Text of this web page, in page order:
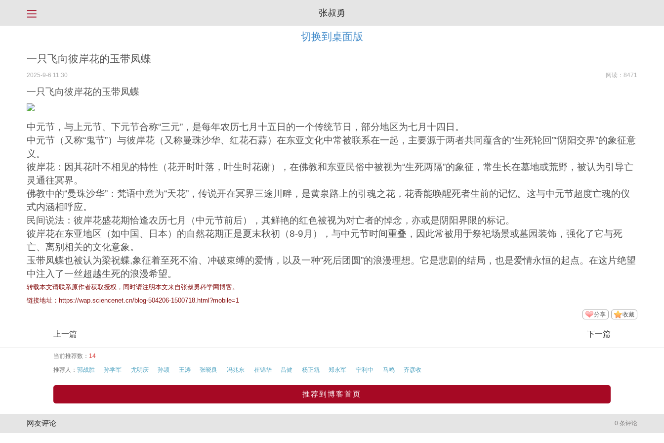
张叔勇
切换到桌面版
一只飞向彼岸花的玉带凤蝶
2025-9-6 11:30 阅读：8471
一只飞向彼岸花的玉带凤蝶
中元节，与上元节、下元节合称“三元”，是每年农历七月十五日的一个传统节日，部分地区为七月十四日。
中元节（又称“鬼节”）与彼岸花（又称曼珠沙华、红花石蒜）在东亚文化中常被联系在一起，主要源于两者共同蕴含的“生死轮回”“阴阳交界”的象征意
义。
彼岸花：因其花叶不相见的特性（花开时叶落，叶生时花谢），在佛教和东亚民俗中被视为“生死两隔”的象征，常生长在墓地或荒野，被认为引导亡
灵通往冥界。
佛教中的“曼珠沙华”：梵语中意为“天花”，传说开在冥界三途川畔，是黄泉路上的引魂之花，花香能唤醒死者生前的记忆。这与中元节超度亡魂的仪
式内涵相呼应。
民间说法：彼岸花盛花期恰逢农历七月（中元节前后），其鲜艳的红色被视为对亡者的悼念，亦或是阴阳界限的标记。
彼岸花在东亚地区（如中国、日本）的自然花期正是夏末秋初（8-9月），与中元节时间重叠，因此常被用于祭祀场景或墓园装饰，强化了它与死
亡、离别相关的文化意象。
玉带凤蝶也被认为梁祝蝶,象征着至死不渝、冲破束缚的爱情，以及一种“死后团圆”的浪漫理想。它是悲剧的结局，也是爱情永恒的起点。在这片绝望
中注入了一丝超越生死的浪漫希望。
转载本文请联系原作者获取授权，同时请注明本文来自张叔勇科学网博客。
链接地址： https://wap.sciencenet.cn/blog-504206-1500718.html?mobile=1
收藏
分享
上一篇 下一篇
当前推荐数： 14
推荐人： 郭战胜 孙学军 尤明庆 孙颉 王涛 张晓良 冯兆东 崔锦华 吕健 杨正瓴 郑永军 宁利中 马鸣 齐彦收
推荐到博客首页
网友评论 0 条评论